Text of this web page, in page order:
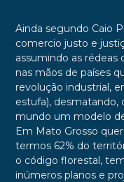
Ainda segundo Caio
comercio justo e
assumindo as rédeas
nas mãos de países
revolução industrial,
estufa), desmatando,
mundo um modelo
Em Mato Grosso
termos 62% do
o código florestal,
inúmeros planos e